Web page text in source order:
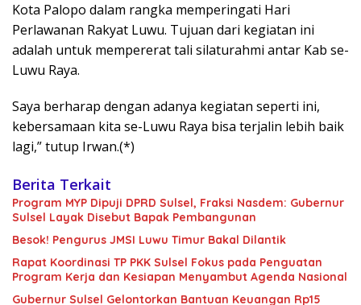
Kota Palopo dalam rangka memperingati Hari
Perlawanan Rakyat Luwu. Tujuan dari kegiatan ini
adalah untuk mempererat tali silaturahmi antar Kab se-
Luwu Raya.
Saya berharap dengan adanya kegiatan seperti ini,
kebersamaan kita se-Luwu Raya bisa terjalin lebih baik
lagi,” tutup Irwan.(*)
Berita Terkait
Program MYP Dipuji DPRD Sulsel, Fraksi Nasdem: Gubernur
Sulsel Layak Disebut Bapak Pembangunan
Besok! Pengurus JMSI Luwu Timur Bakal Dilantik
Rapat Koordinasi TP PKK Sulsel Fokus pada Penguatan
Program Kerja dan Kesiapan Menyambut Agenda Nasional
Gubernur Sulsel Gelontorkan Bantuan Keuangan Rp15